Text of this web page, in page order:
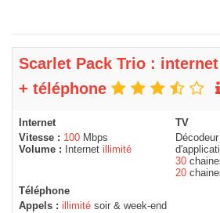
Scarlet Pack Trio :
+ téléphone
Internet
Vitesse : 100 Mbps
Volume :
Internet illimité
TV
30
20
Téléphone
Appels : illimité soir & week-end